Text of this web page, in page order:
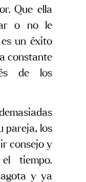
Que ella
o no le
un éxito
constante
de los
pareja, los
consejo y
tiempo.
y ya